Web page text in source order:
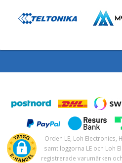
Orden LE, Loh Electronics,
samt loggorna LE och Loh
registrerade varumärken